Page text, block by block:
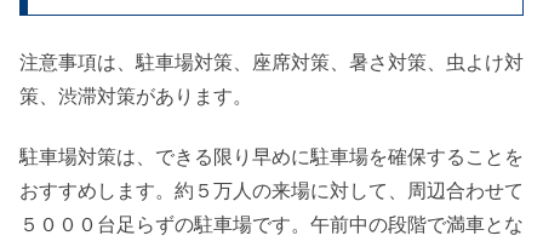
注意事項は、駐車場対策、座席対策、暑さ対策、虫よけ対
策、渋滞対策があります。
駐車場対策は、できる限り早めに駐車場を確保することを
おすすめします。約５万人の来場に対して、周辺合わせて
５０００台足らずの駐車場です。午前中の段階で満車とな